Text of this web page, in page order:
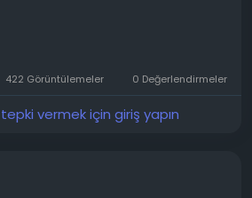
Uzun yıllardır çeşitli Outlook
biri olarak, şu anda yalnızca
kullanıyorum. Beni gerçekten
satır aralığı kullanma ve sabit
gibi düzen ayarlarını
422 Görüntülemeler 0 Değerlendirmeler
vermek için giriş yapın